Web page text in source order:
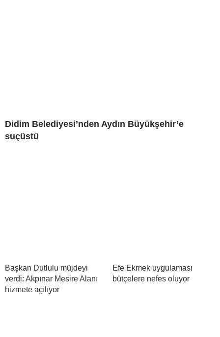
Didim Belediyesi’nden Aydın Büyükşehir’e
suçüstü
Başkan Dutlulu müjdeyi
verdi: Akpınar Mesire Alanı
hizmete açılıyor
Efe Ekmek uygulaması
bütçelere nefes oluyor